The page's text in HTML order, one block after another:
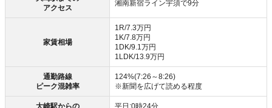
アクセス
湘南新宿ライン宇須で9分
家賃相場
1R/7.3万円
1K/7.8万円
1DK/9.1万円
1LDK/13.9万円
通勤路線
ピーク混雑率
124%(7:26～8:26)
※新聞を広げて読める程度
大崎駅からの 平日:0時24分